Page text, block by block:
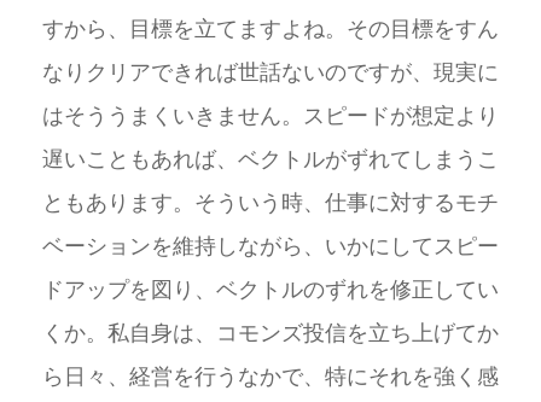
すから、目標を立てますよね。その目標をすん
なりクリアできれば世話ないのですが、現実に
はそううまくいきません。スピードが想定より
遅いこともあれば、ベクトルがずれてしまうこ
ともあります。そういう時、仕事に対するモチ
ベーションを維持しながら、いかにしてスピー
ドアップを図り、ベクトルのずれを修正してい
くか。私自身は、コモンズ投信を立ち上げてか
ら日々、経営を行うなかで、特にそれを強く感